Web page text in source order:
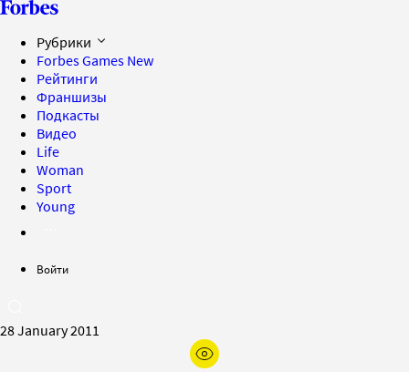
Рубрики
Forbes Games New
Рейтинги
Франшизы
Подкасты
Видео
Life
Woman
Sport
Young
Войти
28 January 2011